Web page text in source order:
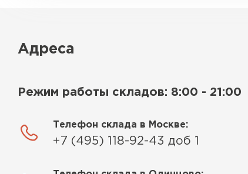
Адреса
Режим работы складов: 8:00 - 21:00
Телефон склада в Москве:
+7 (495) 118-92-43 доб 1